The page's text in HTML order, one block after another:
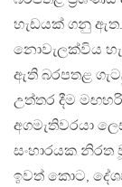
හැඩයක් ගනු
නොවැලක්විය
ඇති බරපතළ
උත්තර දීම
අගමැතිවරයා
සංහාරයක
ඉවත් කොට,